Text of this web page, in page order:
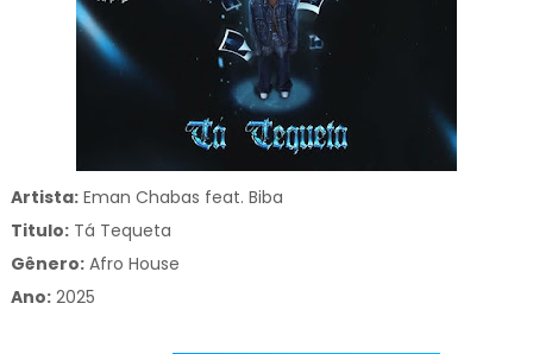
Artista:Eman Chabas feat. Biba
Titulo:Tá Tequeta
Gênero: Afro House
Ano:2025